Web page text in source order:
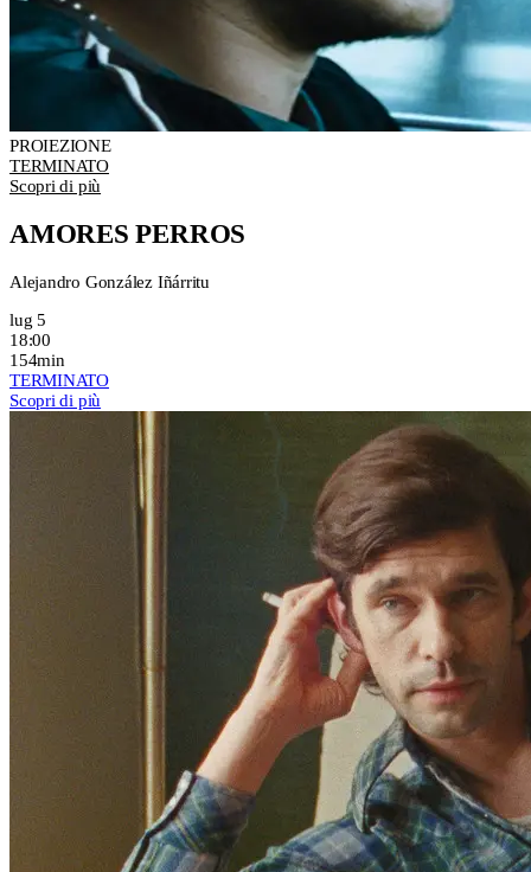
PROIEZIONE
TERMINATO
Scopri di più
AMORES PERROS
Alejandro González Iñárritu
lug 5
18:00
154min
TERMINATO
Scopri di più